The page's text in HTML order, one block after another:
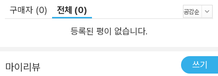
살고 다시 슬픈 우리”(「주인공」)의 삶을 “오래 사랑하려
고”(「손과 구름」). 시인은 더 나은 위로를 완성하기 위해 단
어를 고르고 또 고르며 영원한 “햇빛의 세계”를 향해 나아간
람을 두었다”(「디어 마이 프렌드」)는 진실한 고백이 빛나는
구매자 (0) 전체 (0)
등록된 평이 없습니다.
마이리뷰 쓰기